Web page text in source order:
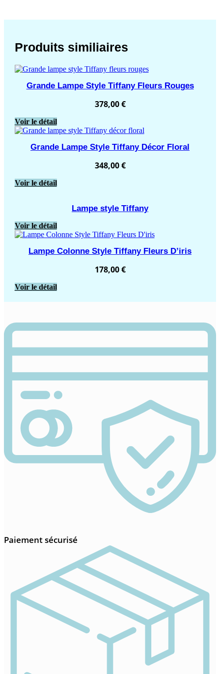
Produits similiaires
Grande Lampe Style Tiffany Fleurs Rouges
378,00€
Voir le détail
Grande Lampe Style Tiffany Décor Floral
348,00€
Voir le détail
Lampe style Tiffany
Voir le détail
Lampe Colonne Style Tiffany Fleurs D’iris
178,00€
Voir le détail
Paiement sécurisé